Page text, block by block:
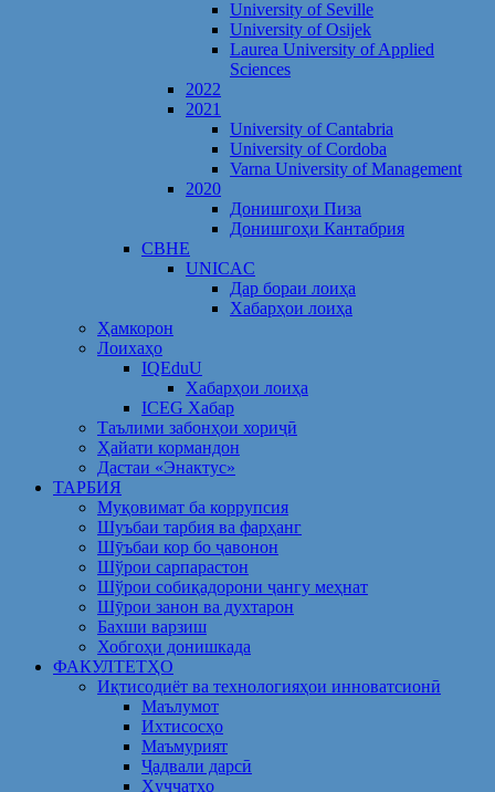
University of Seville
University of Osijek
Laurea University of Applied
Sciences
2022
2021
University of Cantabria
University of Cordoba
Varna University of Management
2020
Донишгоҳи Пиза
Донишгоҳи Кантабрия
CBHE
UNICAC
Дар бораи лоиҳа
Хабарҳои лоиҳа
Ҳамкорон
Лоихаҳо
IQEduU
Хабарҳои лоиҳа
ICEG Хабар
Таълими забонҳои хориҷӣ
Ҳайати кормандон
Дастаи «Энактус»
ТАРБИЯ
Муқовимат ба коррупсия
Шуъбаи тарбия ва фарҳанг
Шӯъбаи кор бо ҷавонон
Шўрои сарпарастон
Шўрои собиқадорони ҷангу меҳнат
Шӯрои занон ва духтарон
Бахши варзиш
Хобгоҳи донишкада
ФАКУЛТЕТҲО
Иқтисодиёт ва технологияҳои инноватсионӣ
Маълумот
Ихтисосҳо
Маъмурият
Ҷадвали дарсӣ
Ҳуҷҷатҳо